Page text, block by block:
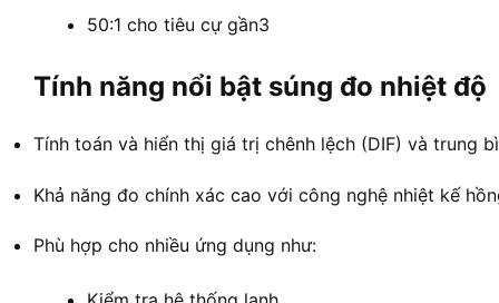
50:1 cho tiêu cự gần3
Tính năng nổi bật súng đo nhiệt độ
Tính toán và hiển thị giá trị chênh lệch (DIF) và trung
Khả năng đo chính xác cao với công nghệ nhiệt kế
Phù hợp cho nhiều ứng dụng như: